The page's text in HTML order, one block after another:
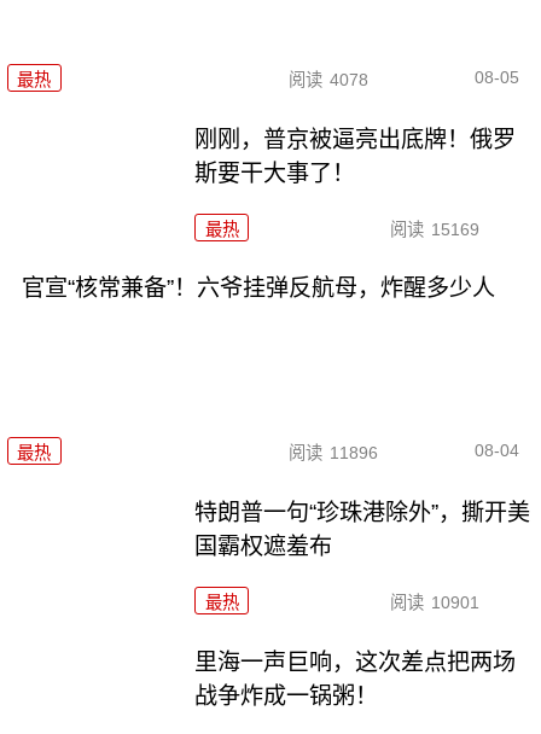
最热 阅读 4078 08-05
刚刚，普京被逼亮出底牌！俄罗
斯要干大事了！
最热 阅读 15169
官宣“核常兼备”！六爷挂弹反航母，炸醒多少人
最热 阅读 11896 08-04
特朗普一句“珍珠港除外”，撕开美
国霸权遮羞布
最热 阅读 10901
里海一声巨响，这次差点把两场
战争炸成一锅粥！